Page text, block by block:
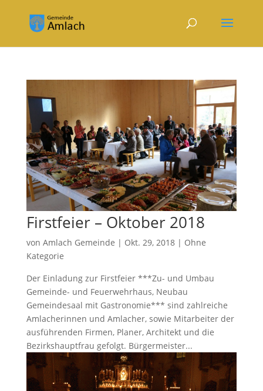
Firstfeier – Oktober 2018
von Amlach Gemeinde | Okt. 29, 2018| Ohne
Kategorie
Der Einladung zur Firstfeier ***Zu- und Umbau
Gemeinde- und Feuerwehrhaus, Neubau
Gemeindesaal mit Gastronomie*** sind zahlreiche
Amlacherinnen und Amlacher, sowie Mitarbeiter der
ausführenden Firmen, Planer, Architekt und die
Bezirkshauptfrau gefolgt. Bürgermeister...